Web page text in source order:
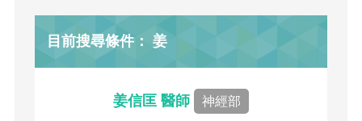
目前搜尋條件： 姜
姜信匡 醫師 神經部